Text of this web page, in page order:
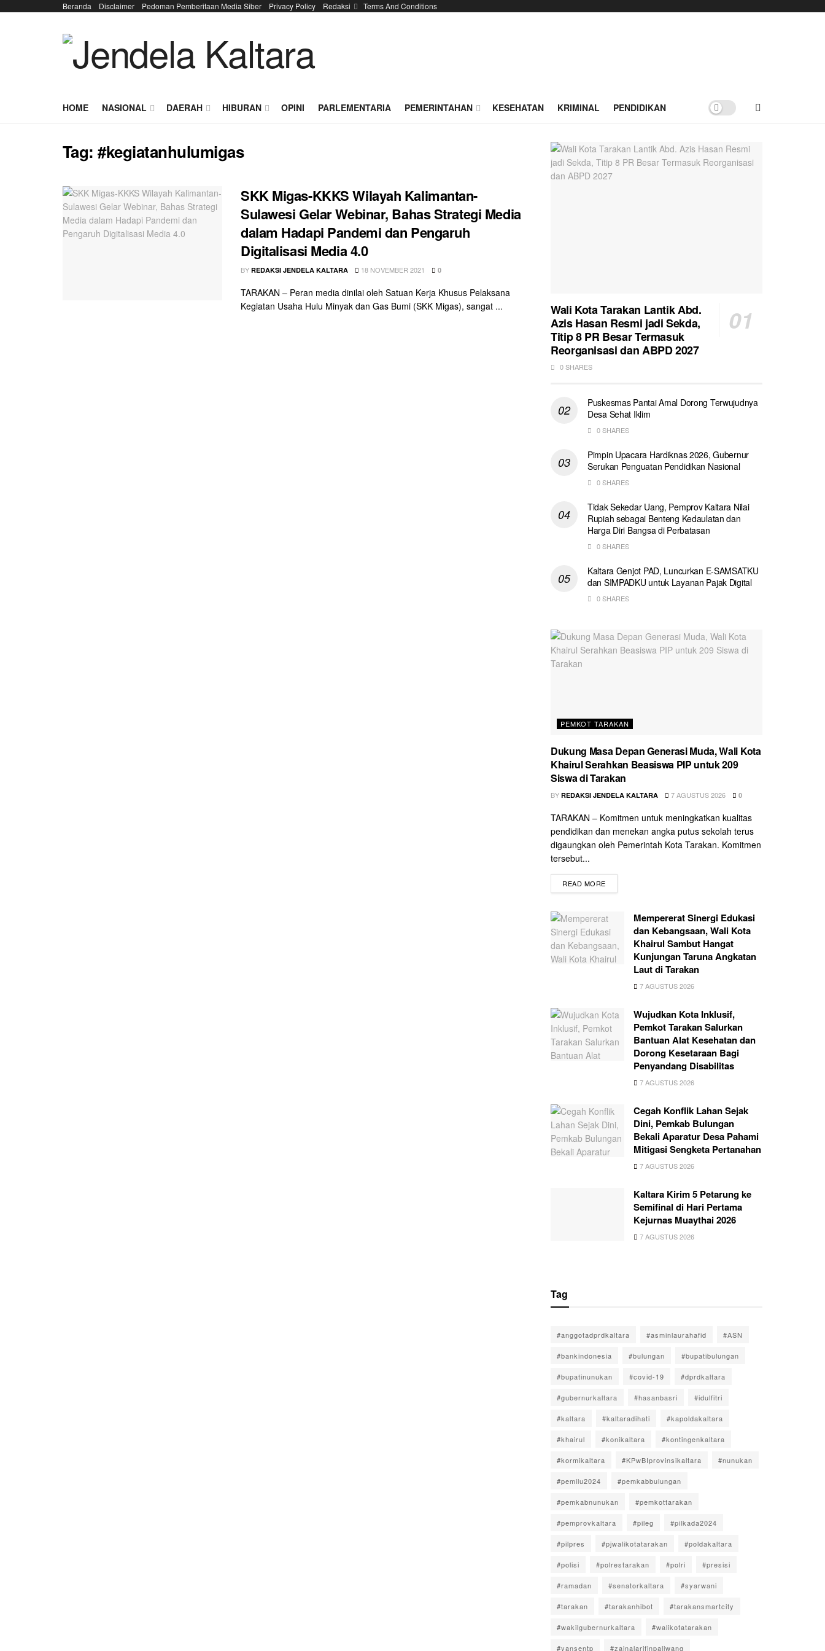
Beranda Disclaimer Pedoman Pemberitaan Media Siber Privacy Policy Redaksi Terms And Conditions
HOME NASIONAL DAERAH HIBURAN OPINI PARLEMENTARIA PEMERINTAHAN KESEHATAN KRIMINAL PENDIDIKAN
Tag:#kegiatanhulumigas
SKK Migas-KKKS Wilayah Kalimantan-
Sulawesi Gelar Webinar, Bahas Strategi Media
dalam Hadapi Pandemi dan Pengaruh
Digitalisasi Media 4.0
BY REDAKSI JENDELA KALTARA 18 NOVEMBER 2021 0
TARAKAN – Peran media dinilai oleh Satuan Kerja Khusus Pelaksana
Kegiatan Usaha Hulu Minyak dan Gas Bumi (SKK Migas), sangat ...
Wali Kota Tarakan Lantik Abd.
Azis Hasan Resmi jadi Sekda,
Titip 8 PR Besar Termasuk
Reorganisasi dan ABPD 2027
0 SHARES
Puskesmas Pantai Amal Dorong Terwujudnya
Desa Sehat Iklim
0 SHARES
Pimpin Upacara Hardiknas 2026, Gubernur
Serukan Penguatan Pendidikan Nasional
0 SHARES
Tidak Sekedar Uang, Pemprov Kaltara Nilai
Rupiah sebagai Benteng Kedaulatan dan
Harga Diri Bangsa di Perbatasan
0 SHARES
Kaltara Genjot PAD, Luncurkan E-SAMSATKU
dan SIMPADKU untuk Layanan Pajak Digital
0 SHARES
PEMKOT TARAKAN
Dukung Masa Depan Generasi Muda, Wali Kota
Khairul Serahkan Beasiswa PIP untuk 209
Siswa di Tarakan
BY REDAKSI JENDELA KALTARA 7 AGUSTUS 2026 0
TARAKAN – Komitmen untuk meningkatkan kualitas
pendidikan dan menekan angka putus sekolah terus
digaungkan oleh Pemerintah Kota Tarakan. Komitmen
tersebut...
READ MORE
Mempererat Sinergi Edukasi
dan Kebangsaan, Wali Kota
Khairul Sambut Hangat
Kunjungan Taruna Angkatan
Laut di Tarakan
7 AGUSTUS 2026
Wujudkan Kota Inklusif,
Pemkot Tarakan Salurkan
Bantuan Alat Kesehatan dan
Dorong Kesetaraan Bagi
Penyandang Disabilitas
7 AGUSTUS 2026
Cegah Konflik Lahan Sejak
Dini, Pemkab Bulungan
Bekali Aparatur Desa Pahami
Mitigasi Sengketa Pertanahan
7 AGUSTUS 2026
Kaltara Kirim 5 Petarung ke
Semifinal di Hari Pertama
Kejurnas Muaythai 2026
7 AGUSTUS 2026
Tag
#anggotadprdkaltara #asminlaurahafid #ASN
#bankindonesia #bulungan #bupatibulungan
#bupatinunukan #covid-19 #dprdkaltara
#gubernurkaltara #hasanbasri #idulfitri
#kaltara #kaltaradihati #kapoldakaltara
#khairul #konikaltara #kontingenkaltara
#kormikaltara #KPwBIprovinsikaltara #nunukan
#pemilu2024 #pemkabbulungan
#pemkabnunukan #pemkottarakan
#pemprovkaltara #pileg #pilkada2024
#pilpres #pjwalikotatarakan #poldakaltara
#polisi #polrestarakan #polri #presisi
#ramadan #senatorkaltara #syarwani
#tarakan #tarakanhibot #tarakansmartcity
#wakilgubernurkaltara #walikotatarakan
#yansentp #zainalarifinpaliwang